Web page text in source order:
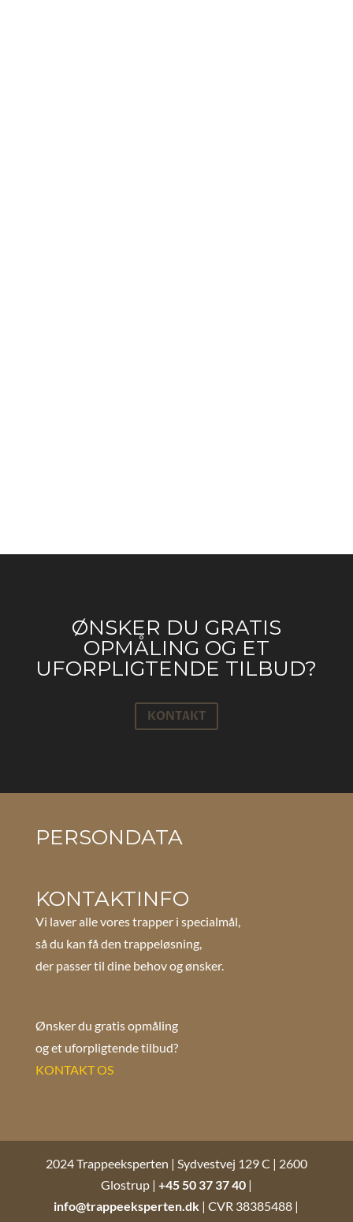
ØNSKER DU GRATIS
OPMÅLING OG ET
UFORPLIGTENDE TILBUD?
KONTAKT
PERSONDATA
KONTAKTINFO
Vi laver alle vores trapper i specialmål,
så du kan få den trappeløsning,
der passer til dine behov og ønsker.
Ønsker du gratis opmåling
og et uforpligtende tilbud?
KONTAKT OS
2024 Trappeeksperten | Sydvestvej 129 C | 2600
Glostrup | +45 50 37 37 40|
info@trappeeksperten.dk | CVR 38385488 |